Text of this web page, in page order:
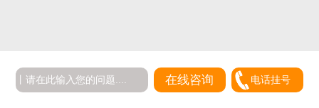
在线咨询 电话挂号
5